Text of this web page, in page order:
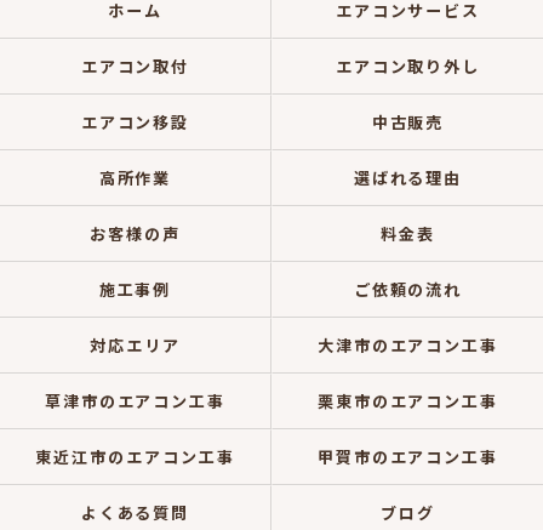
ホーム エアコンサービス
エアコン取付 エアコン取り外し
エアコン移設 中古販売
高所作業 選ばれる理由
お客様の声 料金表
施工事例 ご依頼の流れ
対応エリア 大津市のエアコン工事
草津市のエアコン工事 栗東市のエアコン工事
東近江市のエアコン工事 甲賀市のエアコン工事
よくある質問 ブログ